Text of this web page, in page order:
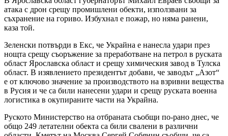
атака с дрон срещу промишлени обекти, използвани за
съхранение на гориво. Избухнал е пожар, но няма ранени,
каза той.
Зеленски потвърди в Екс, че Украйна е нанесла удари през
нощта срещу съоръжение за преработване на петрол в руската
област Ярославска област и срещу химическия завод в Тулска
област. В изявлението президентът добави, че заводът „Азот“
е от ключово значение за производството на взривни вещества
в Русия и че са били нанесени удари и срещу руската военна
логистика в окупираните части на Украйна.
Руското Министерство на отбраната съобщи по-рано днес, че
общо 249 летателни обекта са били свалени в различни